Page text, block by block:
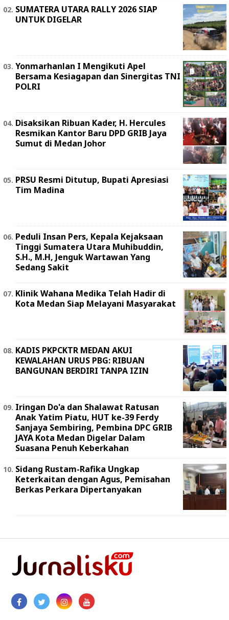
SUMATERA UTARA RALLY 2026 SIAP
UNTUK DIGELAR
Yonmarhanlan I Mengikuti Apel
Bersama Kesiagapan dan Sinergitas TNI
POLRI
Disaksikan Ribuan Kader, H. Hercules
Resmikan Kantor Baru DPD GRIB Jaya
Sumut di Medan Johor
PRSU Resmi Ditutup, Bupati Apresiasi
Tim Madina
Peduli Insan Pers, Kepala Kejaksaan
Tinggi Sumatera Utara Muhibuddin,
S.H., M.H, Jenguk Wartawan Yang
Sedang Sakit
Klinik Wahana Medika Telah Hadir di
Kota Medan Siap Melayani Masyarakat
KADIS PKPCKTR MEDAN AKUI
KEWALAHAN URUS PBG: RIBUAN
BANGUNAN BERDIRI TANPA IZIN
Iringan Do'a dan Shalawat Ratusan
Anak Yatim Piatu, HUT ke-39 Ferdy
Sanjaya Sembiring, Pembina DPC GRIB
JAYA Kota Medan Digelar Dalam
Suasana Penuh Keberkahan
Sidang Rustam-Rafika Ungkap
Keterkaitan dengan Agus, Pemisahan
Berkas Perkara Dipertanyakan